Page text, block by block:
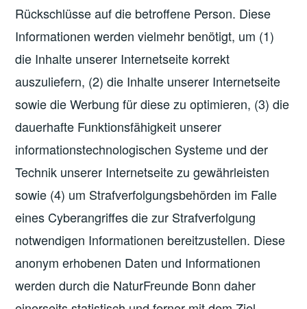
Rückschlüsse auf die betroffene Person. Diese
Informationen werden vielmehr benötigt, um (1)
die Inhalte unserer Internetseite korrekt
auszuliefern, (2) die Inhalte unserer Internetseite
sowie die Werbung für diese zu optimieren, (3) die
dauerhafte Funktionsfähigkeit unserer
informationstechnologischen Systeme und der
Technik unserer Internetseite zu gewährleisten
sowie (4) um Strafverfolgungsbehörden im Falle
eines Cyberangriffes die zur Strafverfolgung
notwendigen Informationen bereitzustellen. Diese
anonym erhobenen Daten und Informationen
werden durch die NaturFreunde Bonn daher